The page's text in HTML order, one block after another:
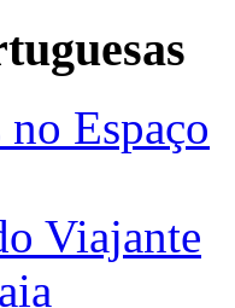
Espaço
Viajante